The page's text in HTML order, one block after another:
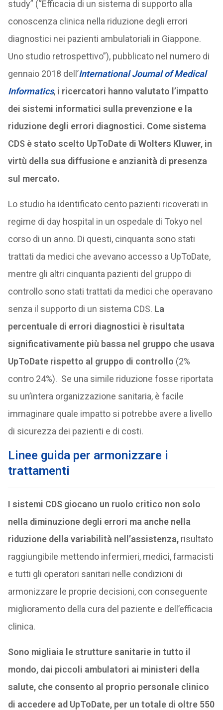
study” (“Efficacia di un sistema di supporto alla
conoscenza clinica nella riduzione degli errori
diagnostici nei pazienti ambulatoriali in Giappone.
Uno studio retrospettivo”), pubblicato nel numero di
gennaio 2018 dell’International Journal of Medical
Informatics, i ricercatori hanno valutato l’impatto
dei sistemi informatici sulla prevenzione e la
riduzione degli errori diagnostici. Come sistema
CDS è stato scelto UpToDate di Wolters Kluwer, in
virtù della sua diffusione e anzianità di presenza
sul mercato.
Lo studio ha identificato cento pazienti ricoverati in
regime di day hospital in un ospedale di Tokyo nel
corso di un anno. Di questi, cinquanta sono stati
trattati da medici che avevano accesso a UpToDate,
mentre gli altri cinquanta pazienti del gruppo di
controllo sono stati trattati da medici che operavano
senza il supporto di un sistema CDS. La
percentuale di errori diagnostici è risultata
significativamente più bassa nel gruppo che usava
UpToDate rispetto al gruppo di controllo (2%
contro 24%). Se una simile riduzione fosse riportata
su un’intera organizzazione sanitaria, è facile
immaginare quale impatto si potrebbe avere a livello
di sicurezza dei pazienti e di costi.
Linee guida per armonizzare i
trattamenti
I sistemi CDS giocano un ruolo critico non solo
nella diminuzione degli errori ma anche nella
riduzione della variabilità nell’assistenza,risultato
raggiungibile mettendo infermieri, medici, farmacisti
e tutti gli operatori sanitari nelle condizioni di
armonizzare le proprie decisioni, con conseguente
miglioramento della cura del paziente e dell’efficacia
clinica.
Sono migliaia le strutture sanitarie in tutto il
mondo, dai piccoli ambulatori ai ministeri della
salute, che consento al proprio personale clinico
di accedere ad UpToDate, per un totale di oltre 550